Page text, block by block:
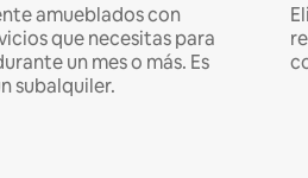
amueblados con
que necesitas para
un mes o más. Es
subalquiler.